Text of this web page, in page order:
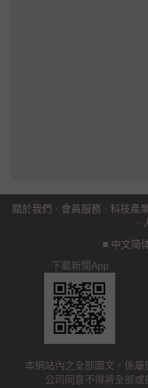
關於我們 · 會員服務 · 科技產
·
■ 中文简
下載新聞App
本網站內之全部圖文，係
公司同意不得將全部